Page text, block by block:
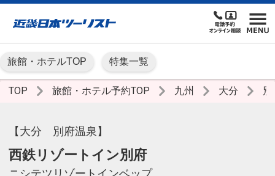
旅館・ホテルTOP 特集一覧
TOP 旅館・ホテル予約TOP 九州 大分
【大分 別府温泉】
西鉄リゾートイン別府